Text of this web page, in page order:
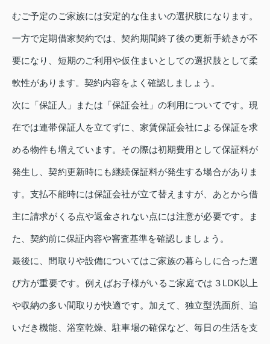
むご予定のご家族には安定的な住まいの選択肢になります。
一方で定期借家契約では、契約期間終了後の更新手続きが不
要になり、短期のご利用や仮住まいとしての選択肢として柔
軟性があります。契約内容をよく確認しましょう。
次に「保証人」または「保証会社」の利用についてです。現
在では連帯保証人を立てずに、家賃保証会社による保証を求
める物件も増えています。その際は初期費用として保証料が
発生し、契約更新時にも継続保証料が発生する場合がありま
す。支払不能時には保証会社が立て替えますが、あとから借
主に請求がくる点や返金されない点には注意が必要です。ま
た、契約前に保証内容や審査基準を確認しましょう。
最後に、間取りや設備についてはご家族の暮らしに合った選
び方が重要です。例えばお子様がいるご家庭では３LDK以上
や収納の多い間取りが快適です。加えて、独立型洗面所、追
いだき機能、浴室乾燥、駐車場の確保など、毎日の生活を支